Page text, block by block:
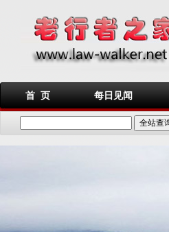
首 页 每日见闻